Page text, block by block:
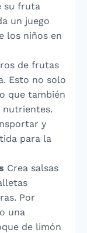
su fruta
un juego
los niños en
de frutas
Esto no solo
que también
nutrientes.
y
para la
Crea salsas
Por
una
de limón